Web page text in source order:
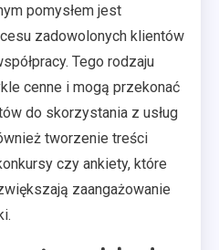
pomysłem jest
zadowolonych klientów
Tego rodzaju
cenne i mogą przekonać
do skorzystania z usług
tworzenie treści
czy ankiety, które
zaangażowanie